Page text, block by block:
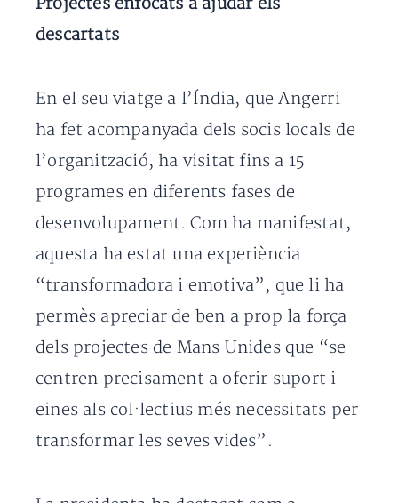
descartats
En el seu viatge a l’Índia, que Angerri
ha fet acompanyada dels socis locals de
l’organització, ha visitat fins a 15
programes en diferents fases de
desenvolupament. Com ha manifestat,
aquesta ha estat una experiència
“transformadora i emotiva”, que li ha
permès apreciar de ben a prop la força
dels projectes de Mans Unides que “se
centren precisament a oferir suport i
eines als col·lectius més necessitats per
transformar les seves vides”.